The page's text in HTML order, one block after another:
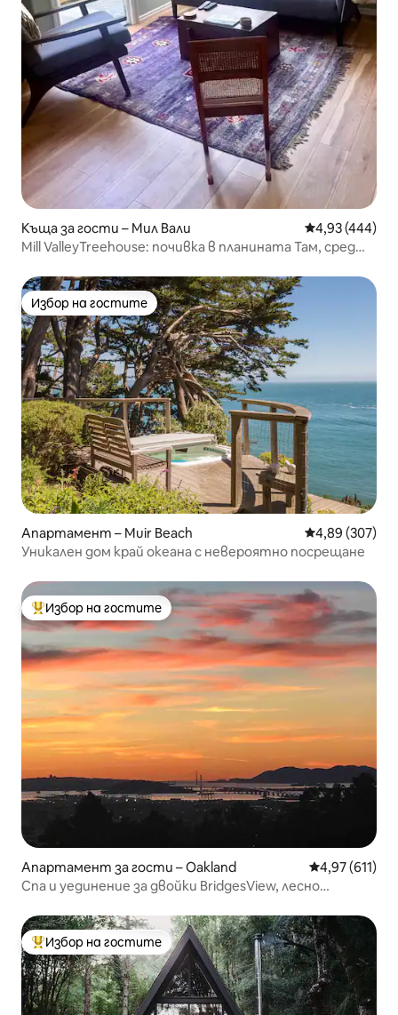
Къща за гости – Мил Вали Средна
4,93 (444)
Mill ValleyTreehouse: почивка в планината Там, сред
Избор на гостите
Избор на гостите
Апартамент – Muir Beach Средна
4,89 (307)
Уникален дом край океана с невероятно посрещане
Най-популярен избор на гостите
Избор на гостите
Апартамент за гости – Oakland Средна
4,97 (611)
Спа и уединение за двойки BridgesView, лесно
Най-популярен избор на гостите
Избор на гостите